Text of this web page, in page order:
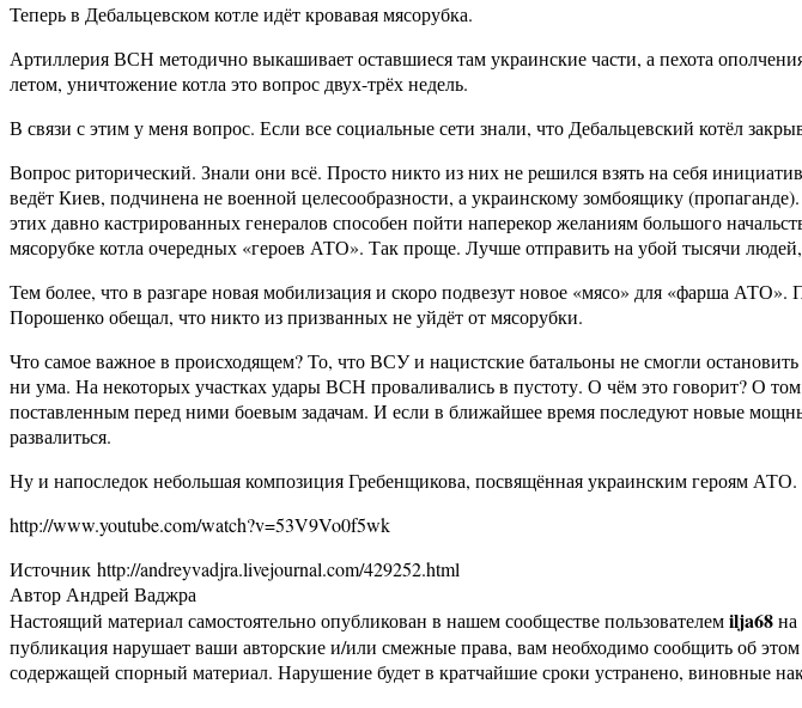
Теперь в Дебальцевском котле идёт кровавая мясорубка.
Артиллерия ВСН методично выкашивает оставшиеся там украинские части, а пехота
летом, уничтожение котла это вопрос двух-трёх недель.
В связи с этим у меня вопрос. Если все социальные сети знали, что Дебальцевский котёл
Вопрос риторический. Знали они всё. Просто никто из них не решился взять на себя
ведёт Киев, подчинена не военной целесообразности, а украинскому зомбоящику
этих давно кастрированных генералов способен пойти наперекор желаниям большого
мясорубке котла очередных «героев АТО». Так проще. Лучше отправить на убой тысячи
Тем более, что в разгаре новая мобилизация и скоро подвезут новое «мясо» для «фарша АТО».
Порошенко обещал, что никто из призванных не уйдёт от мясорубки.
Что самое важное в происходящем? То, что ВСУ и нацистские батальоны не смогли
ни ума. На некоторых участках удары ВСН проваливались в пустоту. О чём это говорит? О
поставленным перед ними боевым задачам. И если в ближайшее время последуют новые
развалиться.
Ну и напоследок небольшая композиция Гребенщикова, посвящённая украинским героям
http://www.youtube.com/watch?v=53V9Vo0f5wk
Источник http://andreyvadjra.livejournal.com/429252.html
Автор Андрей Ваджра
Настоящий материал самостоятельно опубликован в нашем сообществе пользователемilja68
публикация нарушает ваши авторские и/или смежные права, вам необходимо сообщить об
содержащей спорный материал. Нарушение будет в кратчайшие сроки устранено, виновные